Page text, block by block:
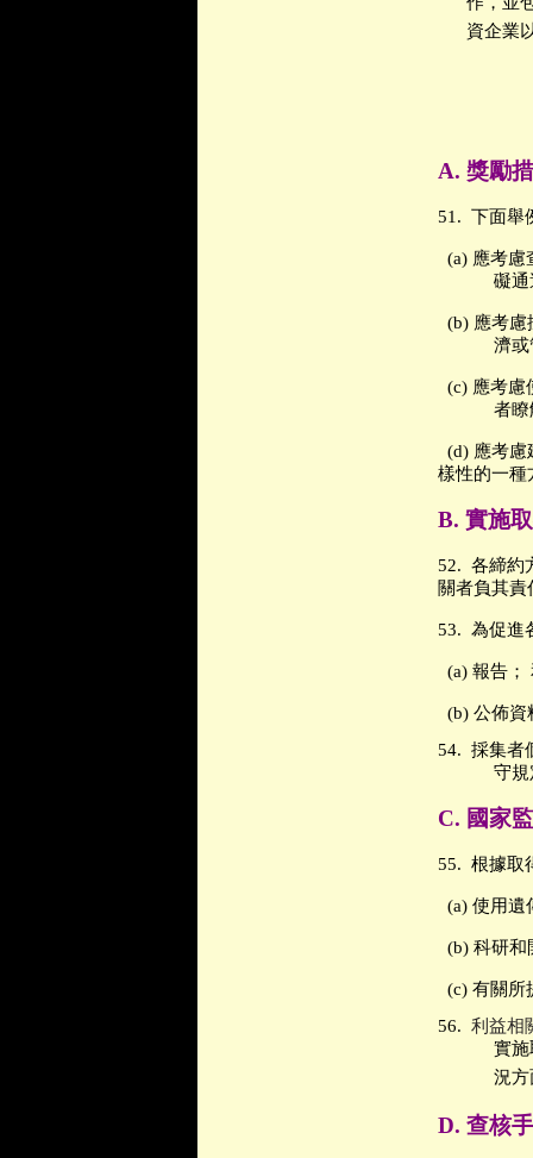
資企業
A. 獎勵
51. 下面舉
(a) 應考慮
礙
(b) 應考
濟
(c) 應考慮
者
(d) 應考
樣性的一種
B. 實施
52. 各締約
關者負其責
53. 為促進
(a) 報告；
(b) 公佈資
54. 採集者
守
C. 國家
55. 根據取
(a) 使用遺
(b) 科研和
(c) 有關所
56. 利益相
實施
況
D. 查核